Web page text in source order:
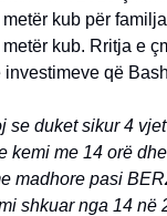
metër kub për
metër kub. Rritja e
investimeve që
se duket sikur 4
kemi me 14 orë
madhore pasi
shkuar nga 14 në